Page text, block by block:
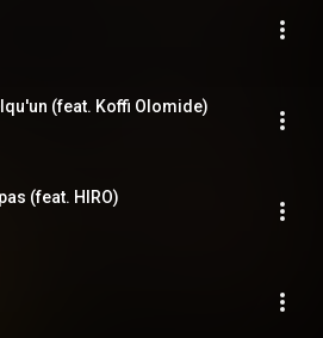
(feat. Koffi Olomide)
(feat. HIRO)